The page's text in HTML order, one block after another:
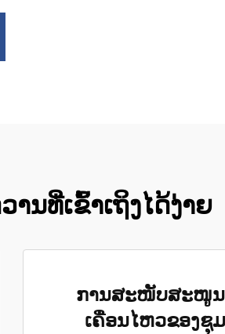
ນທີ່ເຂົ້າເຖິງໄດ້ງ່າຍ
ການສະໜັບສະໜູ
ເຄື່ອນໄຫວຂອງຊຸ